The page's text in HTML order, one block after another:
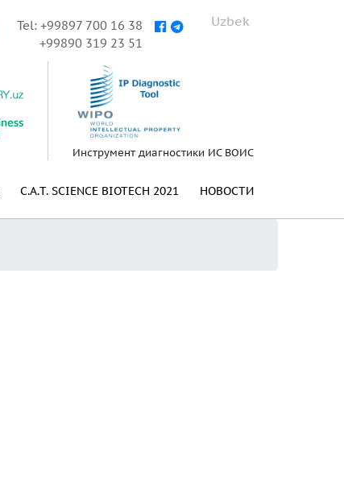
Uzbek
Tel: +99897 700 16 38
+99890 319 23 51
Инструмент диагностики ИС ВОИС
НОВОСТИ
C.A.T. SCIENCE BIOTECH 2021